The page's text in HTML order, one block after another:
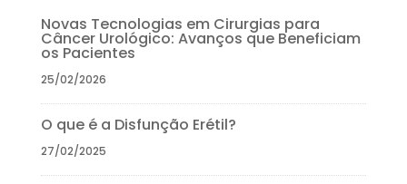
Novas Tecnologias em Cirurgias para
Câncer Urológico: Avanços que Beneficiam
os Pacientes
25/02/2026
O que é a Disfunção Erétil?
27/02/2025